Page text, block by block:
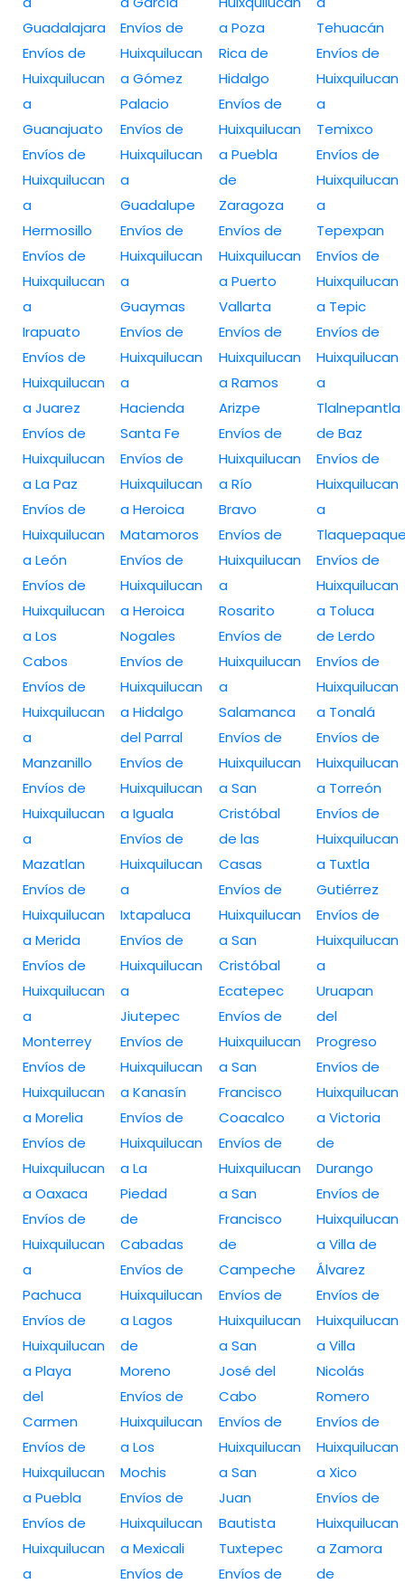
Guadalajara
Envíos de
Huixquilucan
a
Guanajuato
Envíos de
Huixquilucan
a
Hermosillo
Envíos de
Huixquilucan
a
Irapuato
Envíos de
Huixquilucan
a Juarez
Envíos de
Huixquilucan
a La Paz
Envíos de
Huixquilucan
a León
Envíos de
Huixquilucan
a Los
Cabos
Envíos de
Huixquilucan
a
Manzanillo
Envíos de
Huixquilucan
a
Mazatlan
Envíos de
Huixquilucan
a Merida
Envíos de
Huixquilucan
a
Monterrey
Envíos de
Huixquilucan
a Morelia
Envíos de
Huixquilucan
a Oaxaca
Envíos de
Huixquilucan
a
Pachuca
Envíos de
Huixquilucan
a Playa
del
Carmen
Envíos de
Huixquilucan
a Puebla
Envíos de
Huixquilucan
a
Envíos de
Huixquilucan
a Gómez
Palacio
Envíos de
Huixquilucan
a
Guadalupe
Envíos de
Huixquilucan
a
Guaymas
Envíos de
Huixquilucan
a
Hacienda
Santa Fe
Envíos de
Huixquilucan
a Heroica
Matamoros
Envíos de
Huixquilucan
a Heroica
Nogales
Envíos de
Huixquilucan
a Hidalgo
del Parral
Envíos de
Huixquilucan
a Iguala
Envíos de
Huixquilucan
a
Ixtapaluca
Envíos de
Huixquilucan
a
Jiutepec
Envíos de
Huixquilucan
a Kanasín
Envíos de
Huixquilucan
a La
Piedad
de
Cabadas
Envíos de
Huixquilucan
a Lagos
de
Moreno
Envíos de
Huixquilucan
a Los
Mochis
Envíos de
Huixquilucan
a Mexicali
Envíos de
a Poza
Rica de
Hidalgo
Envíos de
Huixquilucan
a Puebla
de
Zaragoza
Envíos de
Huixquilucan
a Puerto
Vallarta
Envíos de
Huixquilucan
a Ramos
Arizpe
Envíos de
Huixquilucan
a Río
Bravo
Envíos de
Huixquilucan
a
Rosarito
Envíos de
Huixquilucan
a
Salamanca
Envíos de
Huixquilucan
a San
Cristóbal
de las
Casas
Envíos de
Huixquilucan
a San
Cristóbal
Ecatepec
Envíos de
Huixquilucan
a San
Francisco
Coacalco
Envíos de
Huixquilucan
a San
Francisco
de
Campeche
Envíos de
Huixquilucan
a San
José del
Cabo
Envíos de
Huixquilucan
a San
Juan
Bautista
Tuxtepec
Envíos de
Tehuacán
Envíos de
Huixquilucan
a
Temixco
Envíos de
Huixquilucan
a
Tepexpan
Envíos de
Huixquilucan
a Tepic
Envíos de
Huixquilucan
a
Tlalnepantla
de Baz
Envíos de
Huixquilucan
a
Envíos de
Huixquilucan
a Toluca
de Lerdo
Envíos de
Huixquilucan
a Tonalá
Envíos de
Huixquilucan
a Torreón
Envíos de
Huixquilucan
a Tuxtla
Gutiérrez
Envíos de
Huixquilucan
a
Uruapan
del
Progreso
Envíos de
Huixquilucan
a Victoria
de
Durango
Envíos de
Huixquilucan
a Villa de
Álvarez
Envíos de
Huixquilucan
a Villa
Nicolás
Romero
Envíos de
Huixquilucan
a Xico
Envíos de
Huixquilucan
a Zamora
de